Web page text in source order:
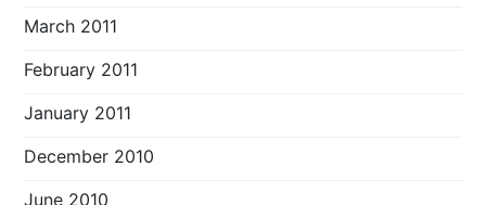
March 2011
February 2011
January 2011
December 2010
June 2010